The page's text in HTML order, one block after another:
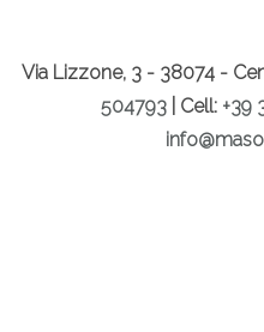
Via Lizzone, 3 - 38074 -
504793| Cell: +39